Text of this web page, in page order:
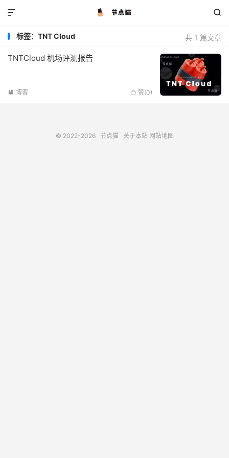


共 1 篇文章
标签：TNT Cloud
TNTCloud 机场评测报告
 赞(0)
 博客
© 2022-2026 节点猫 关于本站 网站地图